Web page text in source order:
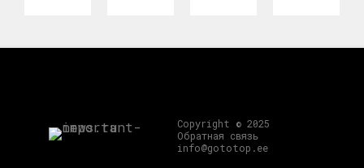
Copyright © 2025
Обратная связь
info@gototop.ee